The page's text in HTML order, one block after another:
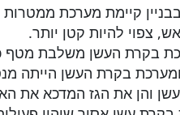
קיימת מערכת
צפוי להיות קטן יותר.
בקרת העשן משלבת מטף
בקרת העשן הייתה
והן את הגז המדכא את